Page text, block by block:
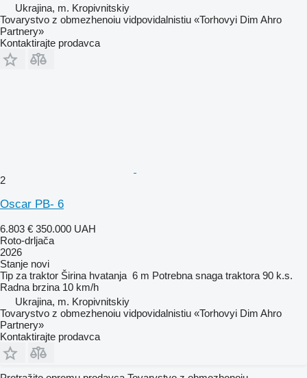
Ukrajina, m. Kropivnitskiy
Tovarystvo z obmezhenoiu vidpovidalnistiu «Torhovyi Dim Ahro
Partnery»
Kontaktirajte prodavca
2
Oscar PB- 6
6.803 € 350.000 UAH
Roto-drljača
2026
Stanje novi
Tip za traktor Širina hvatanja 6 m Potrebna snaga traktora 90 k.s.
Radna brzina 10 km/h
Ukrajina, m. Kropivnitskiy
Tovarystvo z obmezhenoiu vidpovidalnistiu «Torhovyi Dim Ahro
Partnery»
Kontaktirajte prodavca